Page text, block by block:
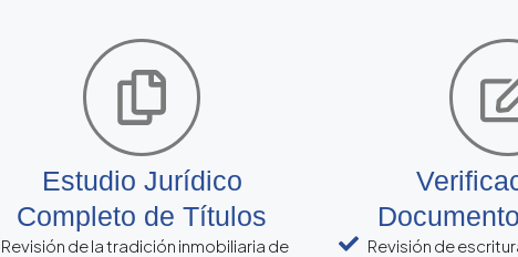
Estudio Jurídico
Completo de Títulos
Revisión de la tradición inmobiliaria de
Revisión de